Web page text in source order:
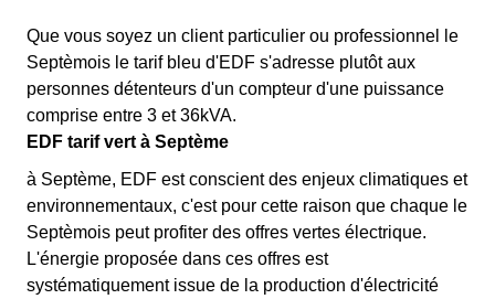
Que vous soyez un client particulier ou professionnel le
Septèmois le tarif bleu d'EDF s'adresse plutôt aux
personnes détenteurs d'un compteur d'une puissance
comprise entre 3 et 36kVA.
EDF tarif vert à Septème
à Septème, EDF est conscient des enjeux climatiques et
environnementaux, c'est pour cette raison que chaque le
Septèmois peut profiter des offres vertes électrique.
L'énergie proposée dans ces offres est
systématiquement issue de la production d'électricité